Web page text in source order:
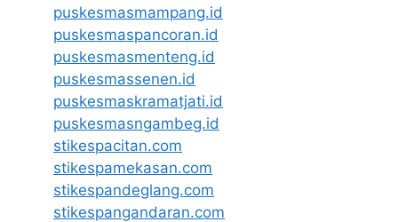
puskesmasmampang.id
puskesmaspancoran.id
puskesmasmenteng.id
puskesmassenen.id
puskesmaskramatjati.id
puskesmasngambeg.id
stikespacitan.com
stikespamekasan.com
stikespandeglang.com
stikespangandaran.com